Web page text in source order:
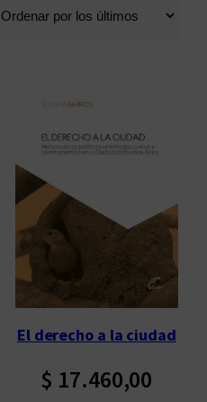
El derecho a la ciudad
$ 17.460,00